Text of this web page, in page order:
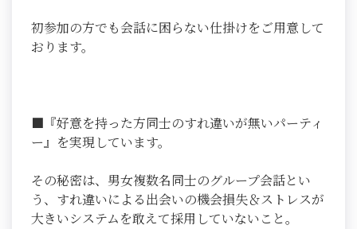
初参加の方でも会話に困らない仕掛けをご用意して
おります。
■『好意を持った方同士のすれ違いが無いパーティ
ー』を実現しています。
その秘密は、男女複数名同士のグループ会話とい
う、すれ違いによる出会いの機会損失＆ストレスが
大きいシステムを敢えて採用していないこと。